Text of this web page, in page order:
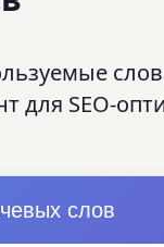
для SEO-
слов